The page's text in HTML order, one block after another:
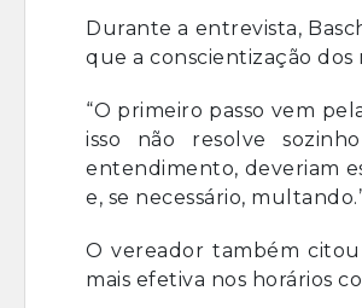
Durante a entrevista,
que a conscientização
“O primeiro passo vem
isso não resolve
entendimento, deveriam
e, se necessário,
O vereador também
mais efetiva nos horários